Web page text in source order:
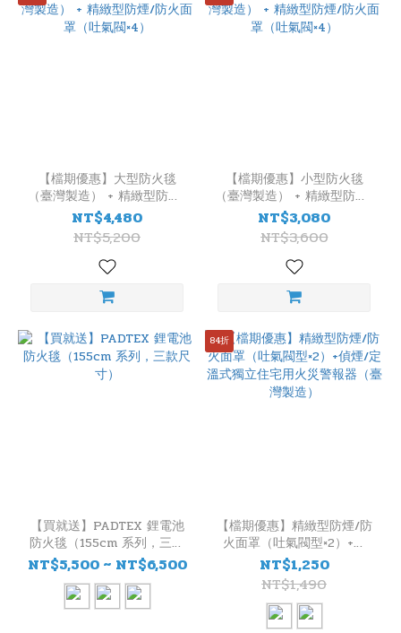
【檔期優惠】大型防火毯
（臺灣製造） + 精緻型防煙/
防火面罩（吐氣閥×4）
NT$4,480
NT$5,200
【檔期優惠】小型防火毯
（臺灣製造） + 精緻型防煙/
防火面罩（吐氣閥×4）
NT$3,080
NT$3,600
【買就送】PADTEX 鋰電池
防火毯（155cm 系列，三款
尺寸）
NT$5,500 ~ NT$6,500
84折
【檔期優惠】精緻型防煙/防
火面罩（吐氣閥型×2）+偵
煙/定溫式獨立住宅用火災警
報器（臺灣製造）
NT$1,250
NT$1,490